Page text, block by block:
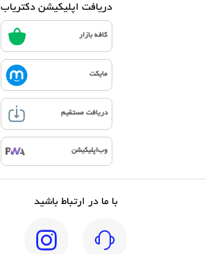
دریافت اپلیکیشن دکتریاب
کافه بازار
مایکت
دریافت مستقیم
وب‌اپلیکیشن
با ما در ارتباط باشید